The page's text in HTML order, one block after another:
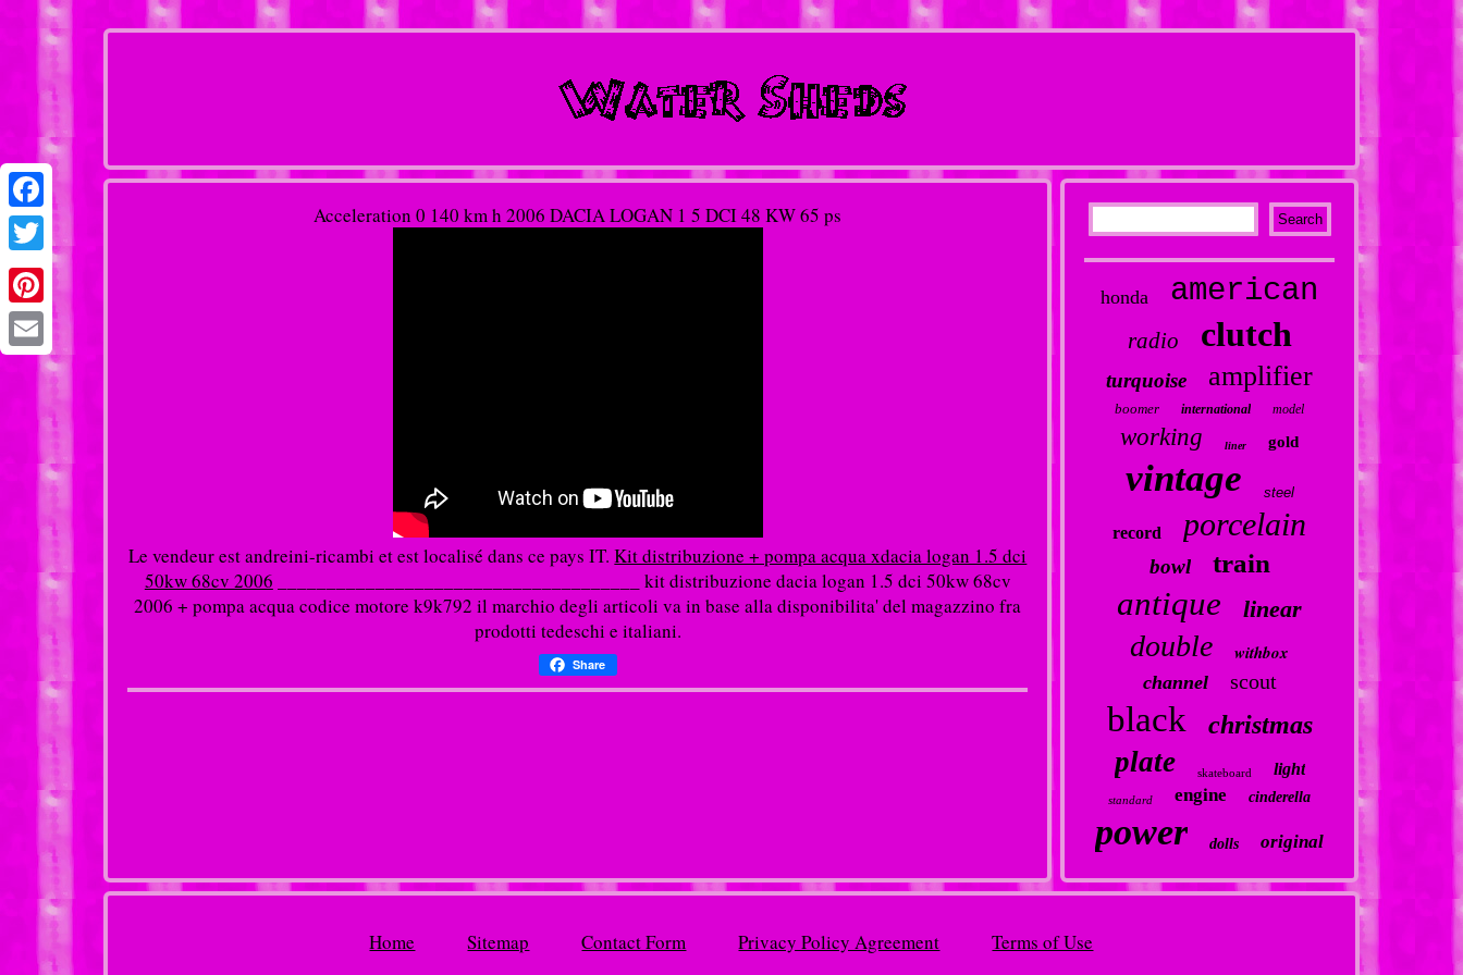
Facebook
Twitter
Pinterest
Email
Acceleration 0 140 km h 2006 DACIA LOGAN 1 5 DCI 48 KW 65 ps
Le vendeur est andreini-ricambi et est localisé dans ce pays IT.Kit distribuzione + pompa acqua xdacia logan 1.5 dci
50kw 68cv 2006 _____________________________________ kit distribuzione dacia logan 1.5 dci 50kw 68cv
2006 + pompa acqua codice motore k9k792 il marchio degli articoli va in base alla disponibilita' del magazzino fra
prodotti tedeschi e italiani.
Share
honda american
radio clutch
turquoise amplifier
boomer international model
working liner gold
vintage steel
record porcelain
bowl train
antique linear
double withbox
channel scout
black christmas
plate skateboard light
standard engine cinderella
power dolls original
Home Sitemap Contact Form Privacy Policy Agreement Terms of Use